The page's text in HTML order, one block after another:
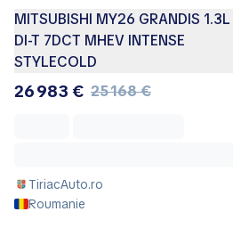
MITSUBISHI MY26 GRANDIS 1.3L
DI-T 7DCT MHEV INTENSE
STYLECOLD
26 983 € 25 168 €
TiriacAuto.ro
Roumanie